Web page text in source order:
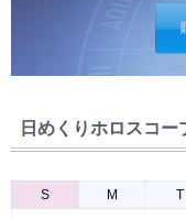
日めくりホロスコ
S M T